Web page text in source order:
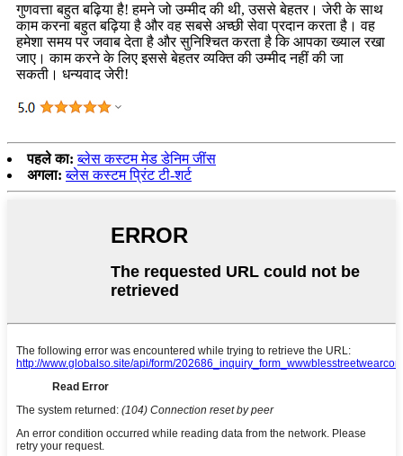
गुणवत्ता बहुत बढ़िया है! हमने जो उम्मीद की थी, उससे बेहतर। जेरी के साथ
काम करना बहुत बढ़िया है और वह सबसे अच्छी सेवा प्रदान करता है। वह
हमेशा समय पर जवाब देता है और सुनिश्चित करता है कि आपका ख्याल रखा
जाए। काम करने के लिए इससे बेहतर व्यक्ति की उम्मीद नहीं की जा
सकती। धन्यवाद जेरी!
पहले का: ब्लेस कस्टम मेड डेनिम जींस
अगला: ब्लेस कस्टम प्रिंट टी-शर्ट